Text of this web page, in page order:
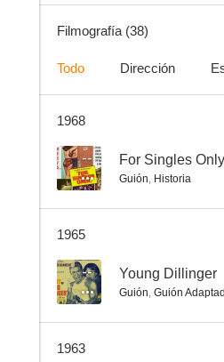
--
Filmografía (38)
Todo Dirección
1968
-- For Singles Only
Guión, Historia
1965
-- Young Dillinger
Guión, Guión
1963